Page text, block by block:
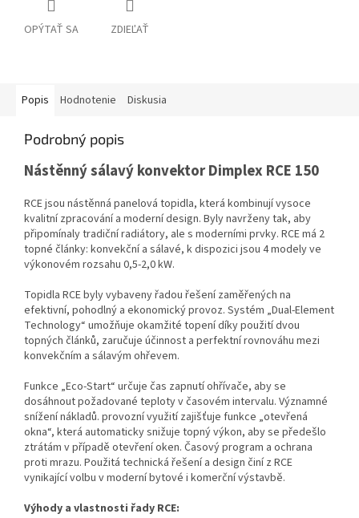
OPÝTAŤ SA ZDIEĽAŤ
Popis Hodnotenie Diskusia
Podrobný popis
Nástěnný sálavý konvektor Dimplex RCE 150
RCE jsou nástěnná panelová topidla, která kombinují vysoce
kvalitní zpracování a moderní design. Byly navrženy tak, aby
připomínaly tradiční radiátory, ale s moderními prvky. RCE má 2
topné články: konvekční a sálavé, k dispozici jsou 4 modely ve
výkonovém rozsahu 0,5-2,0 kW.
Topidla RCE byly vybaveny řadou řešení zaměřených na
efektivní, pohodlný a ekonomický provoz. Systém „Dual-Element
Technology“ umožňuje okamžité topení díky použití dvou
topných článků, zaručuje účinnost a perfektní rovnováhu mezi
konvekčním a sálavým ohřevem.
Funkce „Eco-Start“ určuje čas zapnutí ohřívače, aby se
dosáhnout požadované teploty v časovém intervalu. Významné
snížení nákladů. provozní využití zajišťuje funkce „otevřená
okna“, která automaticky snižuje topný výkon, aby se předešlo
ztrátám v případě otevření oken. Časový program a ochrana
proti mrazu. Použitá technická řešení a design činí z RCE
vynikající volbu v moderní bytové i komerční výstavbě.
Výhody a vlastnosti řady RCE: